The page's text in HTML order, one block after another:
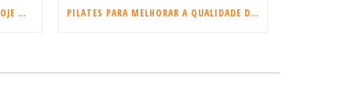
COMEÇE A TREINAR MUSCULAÇÃO HOJE MESMO! PILATES PARA MELHORAR A QUALIDADE DO SONO E REDUZIR O ESTRESSE